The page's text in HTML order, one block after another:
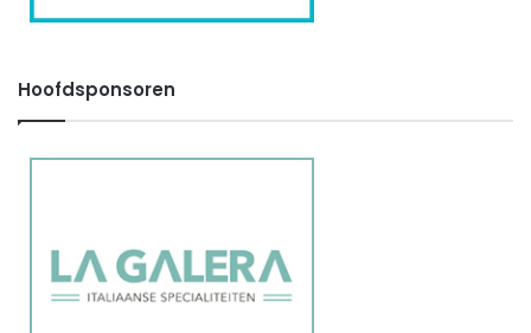
Hoofdsponsoren